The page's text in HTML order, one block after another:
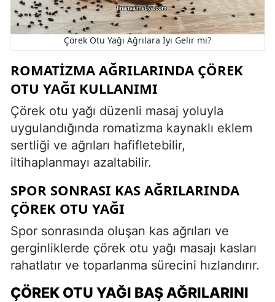
Çörek Otu Yağı Ağrılara İyi Gelir mi?
ROMATIZMA AĞRILARINDA ÇÖREK
OTU YAĞI KULLANIMI
Çörek otu yağı düzenli masaj yoluyla
uygulandığında romatizma kaynaklı eklem
sertliği ve ağrıları hafifletebilir,
iltihaplanmayı azaltabilir.
SPOR SONRASI KAS AĞRILARINDA
ÇÖREK OTU YAĞI
Spor sonrasında oluşan kas ağrıları ve
gerginliklerde çörek otu yağı masajı kasları
rahatlatır ve toparlanma sürecini hızlandırır.
ÇÖREK OTU YAĞI BAŞ AĞRILARINI